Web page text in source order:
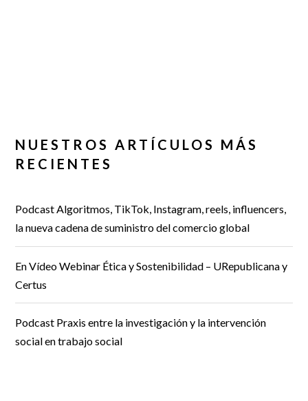
NUESTROS ARTÍCULOS MÁS
RECIENTES
Podcast Algoritmos, TikTok, Instagram, reels, influencers,
la nueva cadena de suministro del comercio global
En Vídeo Webinar Ética y Sostenibilidad – URepublicana y
Certus
Podcast Praxis entre la investigación y la intervención
social en trabajo social